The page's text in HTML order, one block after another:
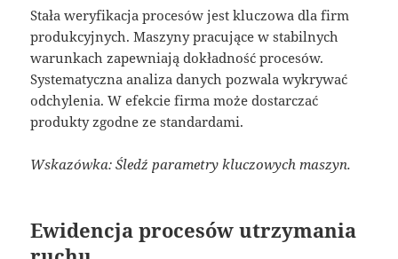
Stała weryfikacja procesów jest kluczowa dla firm
produkcyjnych. Maszyny pracujące w stabilnych
warunkach zapewniają dokładność procesów.
Systematyczna analiza danych pozwala wykrywać
odchylenia. W efekcie firma może dostarczać
produkty zgodne ze standardami.
Wskazówka: Śledź parametry kluczowych maszyn.
Ewidencja procesów utrzymania